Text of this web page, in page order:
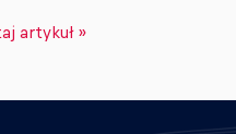
artykuł »